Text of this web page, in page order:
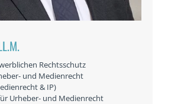
Rechtsschutz
und Medienrecht
& IP)
Urheber- und Medienrecht